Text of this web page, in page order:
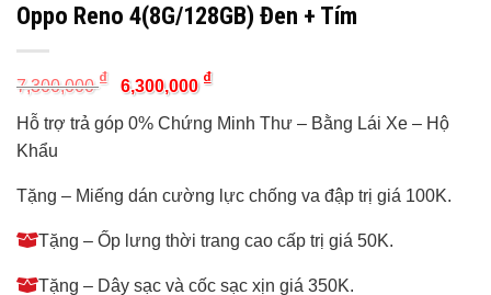
Oppo Reno 4(8G/128GB) Đen + Tím
7,300,000₫
Original
price
was:
7,300,000 ₫.
6,300,000 ₫Current
is:
6,300,000 ₫.
Hỗ trợ trả góp 0% Chứng Minh Thư – Bằng Lái Xe – Hộ
Khẩu
Tặng – Miếng dán cường lực chống va đập trị giá 100K.
Tặng – Ốp lưng thời trang cao cấp trị giá 50K.
Tặng – Dây sạc và cốc sạc xịn giá 350K.